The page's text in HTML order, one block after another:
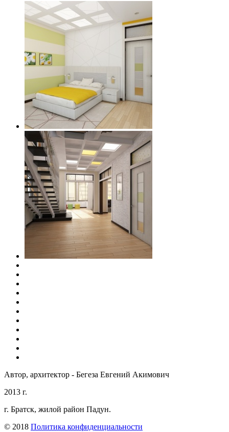
Автор, архитектор - Бегеза Евгений Акимович
2013 г.
г. Братск, жилой район Падун.
© 2018 Политика конфиденциальности